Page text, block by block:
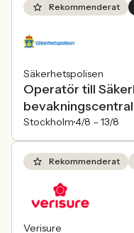
Rekommenderat
Säkerhetspolisen
Operatör till
bevakningscentral
Stockholm4/8 – 13/8
Rekommenderat
Verisure